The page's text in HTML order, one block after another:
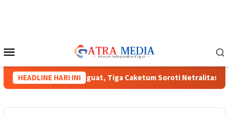
Mobile
HEADLINE HARI INI
HIPMI XVIII Menguat, Tiga Caketum Soroti Netralitas